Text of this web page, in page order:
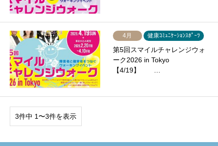
4月 健康ｺﾐｭﾆｹｰｼｮﾝｽﾎﾟｰﾂ
第5回スマイルチャレンジウォ
ーク2026 in Tokyo
【4/19】 …
3件中 1〜3件を表示